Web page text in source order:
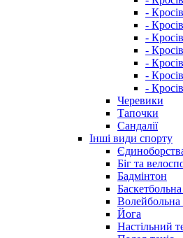
-
-
-
-
-
-
-
Черевики
Тапочки
Сандалії
Інші види спорту
Біг та
Бадмінтон
Йога
Настільний